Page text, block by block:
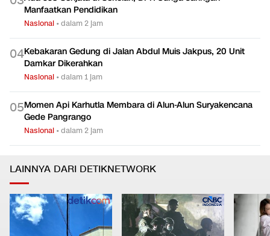
Manfaatkan Pendidikan
Nasional •dalam 2 jam
04Kebakaran Gedung di Jalan Abdul Muis Jakpus, 20 Unit
Damkar Dikerahkan
Nasional •dalam 1 jam
05Momen Api Karhutla Membara di Alun-Alun Suryakencana
Gede Pangrango
Nasional •dalam 2 jam
LAINNYA DARI DETIKNETWORK